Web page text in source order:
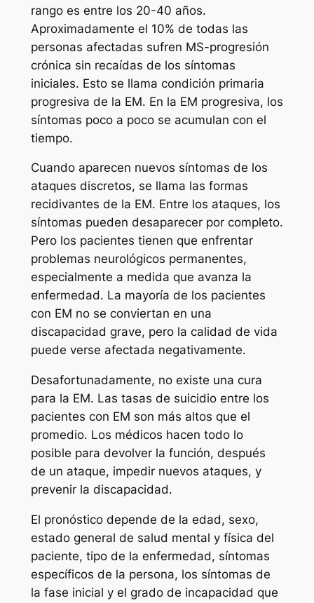
rango es entre los 20-40 años.
Aproximadamente el 10% de todas las
personas afectadas sufren MS-progresión
crónica sin recaídas de los síntomas
iniciales. Esto se llama condición primaria
progresiva de la EM. En la EM progresiva, los
síntomas poco a poco se acumulan con el
tiempo.
Cuando aparecen nuevos síntomas de los
ataques discretos, se llama las formas
recidivantes de la EM. Entre los ataques, los
síntomas pueden desaparecer por completo.
Pero los pacientes tienen que enfrentar
problemas neurológicos permanentes,
especialmente a medida que avanza la
enfermedad. La mayoría de los pacientes
con EM no se conviertan en una
discapacidad grave, pero la calidad de vida
puede verse afectada negativamente.
Desafortunadamente, no existe una cura
para la EM. Las tasas de suicidio entre los
pacientes con EM son más altos que el
promedio. Los médicos hacen todo lo
posible para devolver la función, después
de un ataque, impedir nuevos ataques, y
prevenir la discapacidad.
El pronóstico depende de la edad, sexo,
estado general de salud mental y física del
paciente, tipo de la enfermedad, síntomas
específicos de la persona, los síntomas de
la fase inicial y el grado de incapacidad que